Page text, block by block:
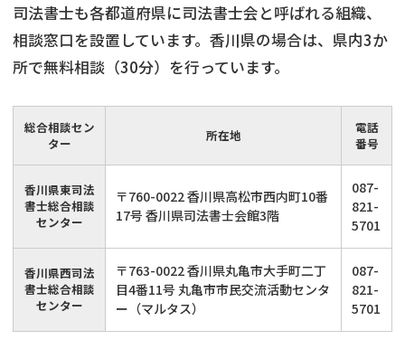
司法書士も各都道府県に司法書士会と呼ばれる組織、
相談窓口を設置しています。香川県の場合は、県内3か
所で無料相談（30分）を行っています。
総合相談セン
ター
所在地
電話
番号
香川県東司法
書士総合相談
センター
〒760-0022 香川県高松市西内町10番
17号 香川県司法書士会館3階
087-
821-
5701
香川県西司法
書士総合相談
センター
〒763-0022 香川県丸亀市大手町二丁
目4番11号 丸亀市市民交流活動センタ
ー（マルタス）
087-
821-
5701